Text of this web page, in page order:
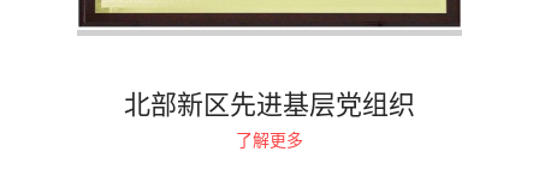
北部新区先进基层党组织
了解更多